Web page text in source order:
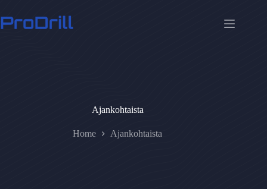
to
content
Ajankohtaista
Home Ajankohtaista